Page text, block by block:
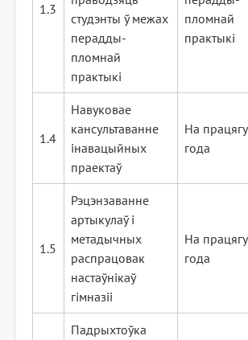
1.3
студэнты ў межах
перадды-
пломнай
практыкі
пломнай
практыкі
1.4
Навуковае
кансультаванне
інавацыйных
праектаў
На працягу
года
1.5
Рэцэнзаванне
артыкулаў і
метадычных
распрацовак
настаўнікаў
гімназіі
На працягу
года
Падрыхтоўка